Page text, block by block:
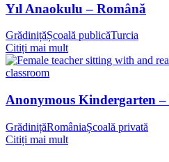
Yıl Anaokulu – Română
GrădinițăȘcoală publicăTurcia
Citiți mai mult
Anonymous Kindergarten –
GrădinițăRomâniaȘcoală privată
Citiți mai mult